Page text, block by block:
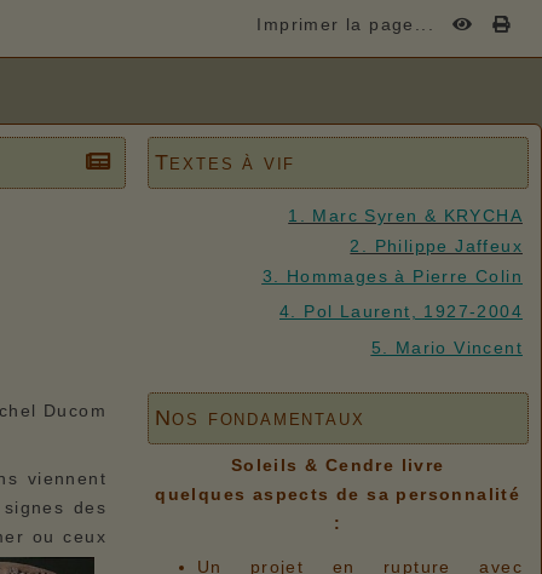
Imprimer la page...
Ducom
viennent
des
ou ceux
Textes à vif
1. Marc Syren & KRYCHA
2. Philippe Jaffeux
3. Hommages à Pierre Colin
4. Pol Laurent, 1927-2004
5. Mario Vincent
Nos fondamentaux
Soleils & Cendre livre
quelques aspects de sa personnalité
:
Un projet en rupture avec